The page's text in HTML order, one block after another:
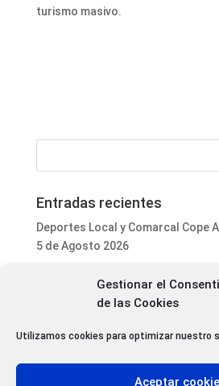
Gestionar el
de las Cookies
Utilizamos cookies para optimizar nuestro
Aceptar
turismo masivo.
Entradas recientes
Deportes Local y Comarcal Cope
5 de Agosto 2026
Agosto 2026
Astorga, La Bañeza y otros 16